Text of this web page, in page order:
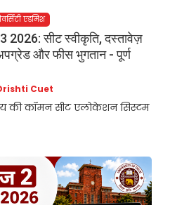
एडमिश
2026: सीट स्वीकृति, दस्तावेज़
और फीस भुगतान - पूर्ण
Cuet
की कॉमन सीट एलोकेशन सिस्टम